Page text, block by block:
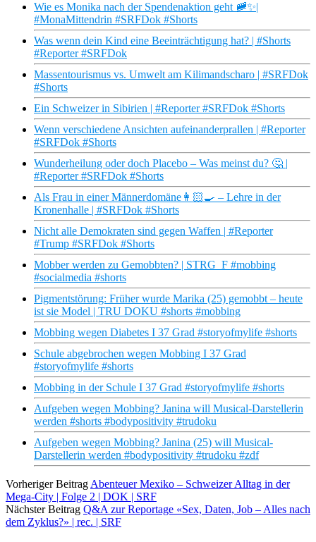
Wie es Monika nach der Spendenaktion geht 🚞✨|
#MonaMittendrin #SRFDok #Shorts
Was wenn dein Kind eine Beeinträchtigung hat? | #Shorts
#Reporter #SRFDok
Massentourismus vs. Umwelt am Kilimandscharo | #SRFDok
#Shorts
Ein Schweizer in Sibirien | #Reporter #SRFDok #Shorts
Wenn verschiedene Ansichten aufeinanderprallen | #Reporter
#SRFDok #Shorts
Wunderheilung oder doch Placebo – Was meinst du? 🤔 |
#Reporter #SRFDok #Shorts
Als Frau in einer Männerdomäne👩🏻‍🍳 – Lehre in der
Kronenhalle | #SRFDok #Shorts
Nicht alle Demokraten sind gegen Waffen | #Reporter
#Trump #SRFDok #Shorts
Mobber werden zu Gemobbten? | STRG_F #mobbing
#socialmedia #shorts
Pigmentstörung: Früher wurde Marika (25) gemobbt – heute
ist sie Model | TRU DOKU #shorts #mobbing
Mobbing wegen Diabetes I 37 Grad #storyofmylife #shorts
Schule abgebrochen wegen Mobbing I 37 Grad
#storyofmylife #shorts
Mobbing in der Schule I 37 Grad #storyofmylife #shorts
Aufgeben wegen Mobbing? Janina will Musical-Darstellerin
werden #shorts #bodypositivity #trudoku
Aufgeben wegen Mobbing? Janina (25) will Musical-
Darstellerin werden #bodypositivity #trudoku #zdf
Vorheriger Beitrag Abenteuer Mexiko – Schweizer Alltag in der
Mega-City | Folge 2 | DOK | SRF
Nächster Beitrag Q&A zur Reportage «Sex, Daten, Job – Alles nach
dem Zyklus?» | rec. | SRF